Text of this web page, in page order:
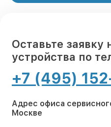
Оставьте
устройства по
+7 (495)
Адрес офиса
Москве